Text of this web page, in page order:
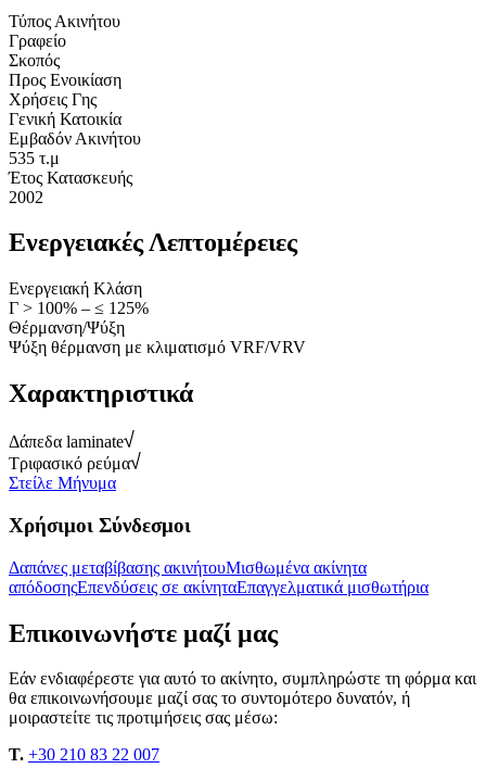
Τύπος Ακινήτου
Γραφείο
Σκοπός
Προς Ενοικίαση
Χρήσεις Γης
Γενική Κατοικία
Εμβαδόν Ακινήτου
535 τ.μ
Έτος Κατασκευής
2002
Ενεργειακές Λεπτομέρειες
Ενεργειακή Κλάση
Γ > 100% – ≤ 125%
Θέρμανση/Ψύξη
Ψύξη θέρμανση με κλιματισμό VRF/VRV
Χαρακτηριστικά
Δάπεδα laminate
Τριφασικό ρεύμα
Στείλε Μήνυμα
Χρήσιμοι Σύνδεσμοι
Δαπάνες μεταβίβασης ακινήτουΜισθωμένα ακίνητα
απόδοσηςΕπενδύσεις σε ακίνηταΕπαγγελματικά μισθωτήρια
Επικοινωνήστε μαζί μας
Εάν ενδιαφέρεστε για αυτό το ακίνητο, συμπληρώστε τη φόρμα και
θα επικοινωνήσουμε μαζί σας το συντομότερο δυνατόν, ή
μοιραστείτε τις προτιμήσεις σας μέσω:
T. +30 210 83 22 007